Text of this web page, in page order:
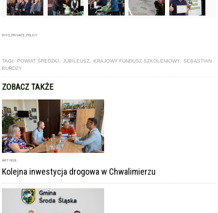
FOTO_PRIVATE_POLICY
TAGI: POWIAT ŚREDZKI JUBILEUSZ KRAJOWY FUNDUSZ SZKOLENIOWY
SEBASTIAN
BURDZY
ZOBACZ TAKŻE
ARTYKUŁ
Kolejna inwestycja drogowa w Chwalimierzu